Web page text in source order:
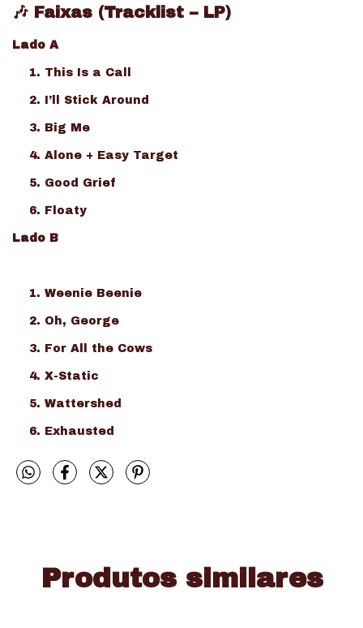
🎶 Faixas (Tracklist – LP)
Lado A
This Is a Call
I’ll Stick Around
Big Me
Alone + Easy Target
Good Grief
Floaty
Lado B
Weenie Beenie
Oh, George
For All the Cows
X-Static
Wattershed
Exhausted
Produtos similares